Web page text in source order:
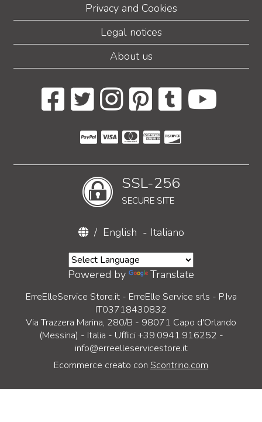
Privacy and Cookies
Legal notices
About us
SSL-256
SECURE SITE
/ English - Italiano
Powered by Translate
ErreElleService Store.it - ErreElle Service srls - P.Iva
IT03718430832
Via Trazzera Marina, 280/B - 98071 Capo d'Orlando
(Messina) - Italia - Uffici +39.0941.916252 -
info@erreelleservicestore.it
Ecommerce creato con Scontrino.com